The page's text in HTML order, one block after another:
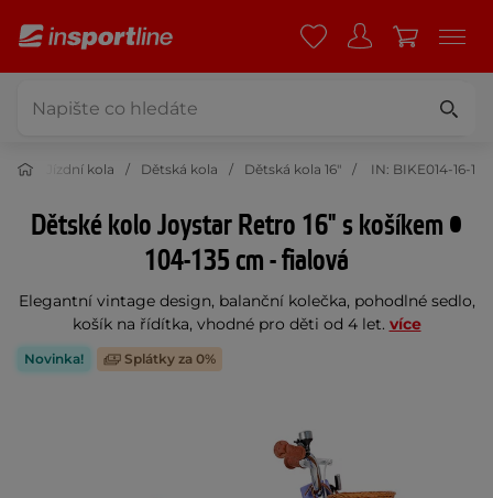
Jízdní kola Dětská kola Dětská kola 16" IN: BIKE014-16-1
Dětské kolo Joystar Retro 16" s košíkem •
104-135 cm - fialová
Elegantní vintage design, balanční kolečka, pohodlné sedlo,
košík na řídítka, vhodné pro děti od 4 let. více
Novinka! Splátky za 0%